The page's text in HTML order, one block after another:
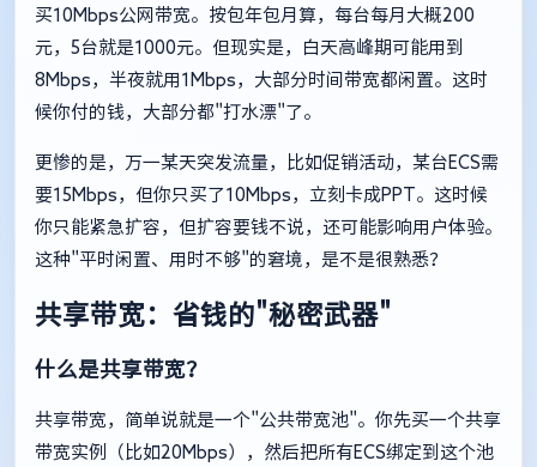
买10Mbps公网带宽。按包年包月算，每台每月大概200
元，5台就是1000元。但现实是，白天高峰期可能用到
8Mbps，半夜就用1Mbps，大部分时间带宽都闲置。这时
候你付的钱，大部分都"打水漂"了。
更惨的是，万一某天突发流量，比如促销活动，某台ECS需
要15Mbps，但你只买了10Mbps，立刻卡成PPT。这时候
你只能紧急扩容，但扩容要钱不说，还可能影响用户体验。
这种"平时闲置、用时不够"的窘境，是不是很熟悉？
共享带宽：省钱的"秘密武器"
什么是共享带宽？
共享带宽，简单说就是一个"公共带宽池"。你先买一个共享
带宽实例（比如20Mbps），然后把所有ECS绑定到这个池